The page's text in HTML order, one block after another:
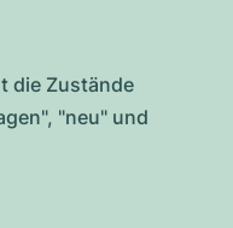
die Zustände
"neu" und